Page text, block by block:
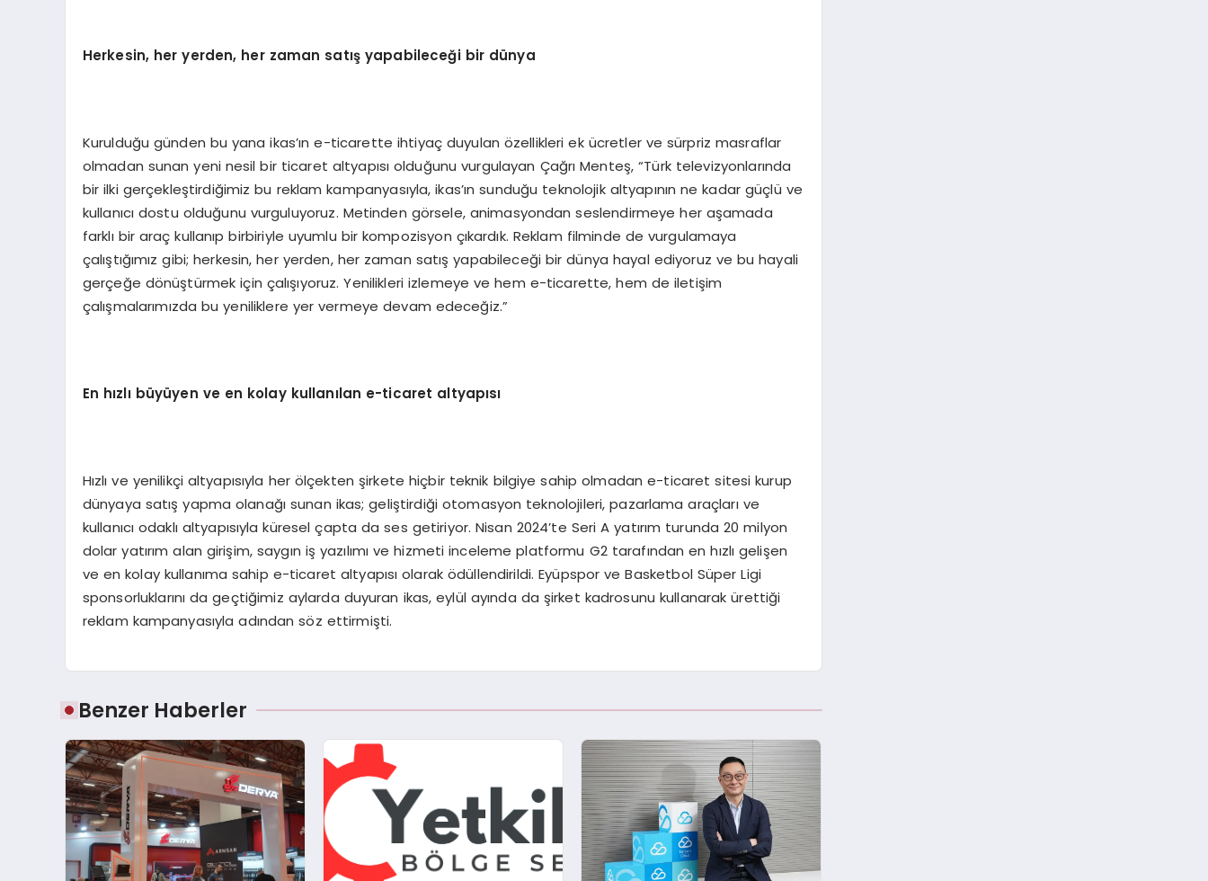
Herkesin, her yerden, her zaman satış yapabileceği bir dünya
Kurulduğu günden bu yana ikas’ın e-ticarette ihtiyaç duyulan özellikleri ek ücretler ve sürpriz masraflar
olmadan sunan yeni nesil bir ticaret altyapısı olduğunu vurgulayan Çağrı Menteş, “Türk televizyonlarında
bir ilki gerçekleştirdiğimiz bu reklam kampanyasıyla, ikas’ın sunduğu teknolojik altyapının ne kadar güçlü ve
kullanıcı dostu olduğunu vurguluyoruz. Metinden görsele, animasyondan seslendirmeye her aşamada
farklı bir araç kullanıp birbiriyle uyumlu bir kompozisyon çıkardık. Reklam filminde de vurgulamaya
çalıştığımız gibi; herkesin, her yerden, her zaman satış yapabileceği bir dünya hayal ediyoruz ve bu hayali
gerçeğe dönüştürmek için çalışıyoruz. Yenilikleri izlemeye ve hem e-ticarette, hem de iletişim
çalışmalarımızda bu yeniliklere yer vermeye devam edeceğiz.”
En hızlı büyüyen ve en kolay kullanılan e-ticaret altyapısı
Hızlı ve yenilikçi altyapısıyla her ölçekten şirkete hiçbir teknik bilgiye sahip olmadan e-ticaret sitesi kurup
dünyaya satış yapma olanağı sunan ikas; geliştirdiği otomasyon teknolojileri, pazarlama araçları ve
kullanıcı odaklı altyapısıyla küresel çapta da ses getiriyor. Nisan 2024’te Seri A yatırım turunda 20 milyon
dolar yatırım alan girişim, saygın iş yazılımı ve hizmeti inceleme platformu G2 tarafından en hızlı gelişen
ve en kolay kullanıma sahip e-ticaret altyapısı olarak ödüllendirildi. Eyüpspor ve Basketbol Süper Ligi
sponsorluklarını da geçtiğimiz aylarda duyuran ikas, eylül ayında da şirket kadrosunu kullanarak ürettiği
reklam kampanyasıyla adından söz ettirmişti.
Benzer Haberler